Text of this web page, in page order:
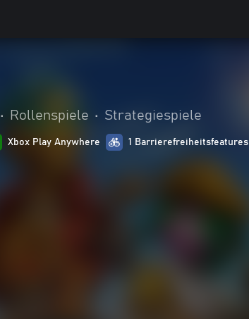
• Rollenspiele • Strategiespiele
Xbox Play Anywhere 1 Barrierefreiheitsfeatures